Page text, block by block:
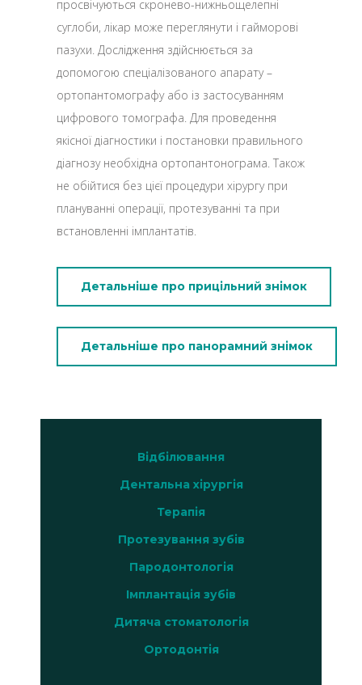
просвічуються скронево-нижньощелепні
суглоби, лікар може переглянути і гайморові
пазухи. Дослідження здійснюється за
допомогою спеціалізованого апарату –
ортопантомографу або із застосуванням
цифрового томографа. Для проведення
якісної діагностики і постановки правильного
діагнозу необхідна ортопантонограма. Також
не обійтися без цієї процедури хірургу при
плануванні операції, протезуванні та при
встановленні імплантатів.
Детальніше про прицільний знімок
Детальніше про панорамний знімок
Відбілювання
Дентальна хірургія
Терапія
Протезування зубів
Пародонтологія
Імплантація зубів
Дитяча стоматологія
Ортодонтія